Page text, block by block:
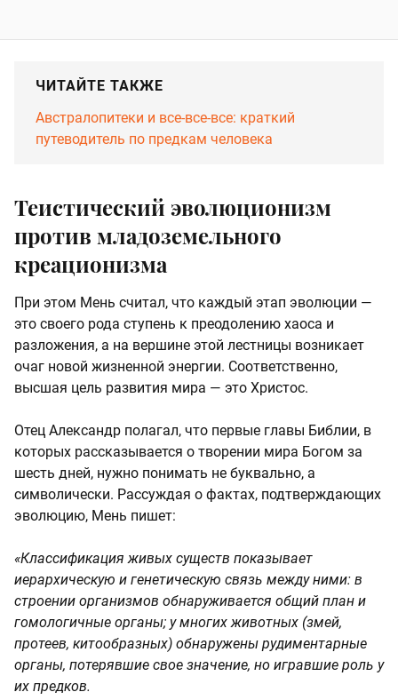
ЧИТАЙТЕ ТАКЖЕ
Австралопитеки и все-все-все: краткий
путеводитель по предкам человека
Теистический эволюционизм
против младоземельного
креационизма
При этом Мень считал, что каждый этап эволюции —
это своего рода ступень к преодолению хаоса и
разложения, а на вершине этой лестницы возникает
очаг новой жизненной энергии. Соответственно,
высшая цель развития мира — это Христос.
Отец Александр полагал, что первые главы Библии, в
которых рассказывается о творении мира Богом за
шесть дней, нужно понимать не буквально, а
символически. Рассуждая о фактах, подтверждающих
эволюцию, Мень пишет:
«Классификация живых существ показывает
иерархическую и генетическую связь между ними: в
строении организмов обнаруживается общий план и
гомологичные органы; у многих животных (змей,
протеев, китообразных) обнаружены рудиментарные
органы, потерявшие свое значение, но игравшие роль у
их предков.